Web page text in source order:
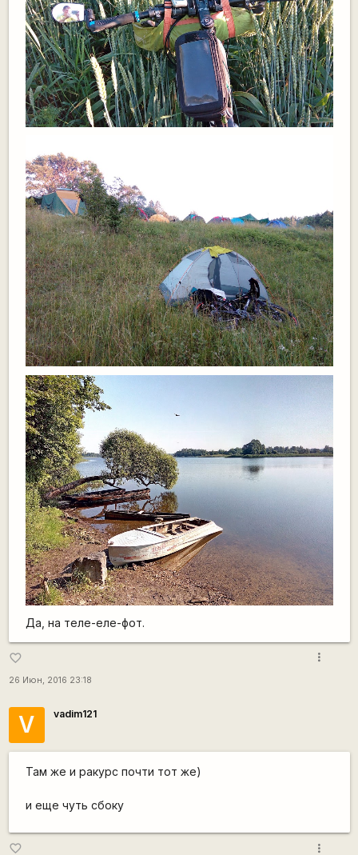
Да, на теле-еле-фот.
favorite_border
26 Июн, 2016 23:18
more_vert
V vadim121
Там же и ракурс почти тот же)
и еще чуть сбоку
favorite_border more_vert